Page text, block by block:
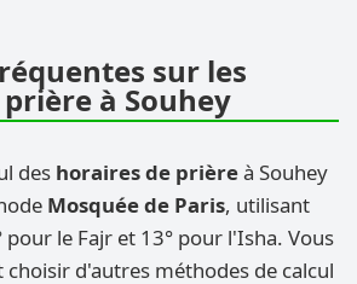
sur les
à Souhey
des horaires de prièreà Souhey
Mosquée de Paris, utilisant
pour le Fajr et 13° pour l'Isha. Vous
choisir d'autres méthodes de calcul